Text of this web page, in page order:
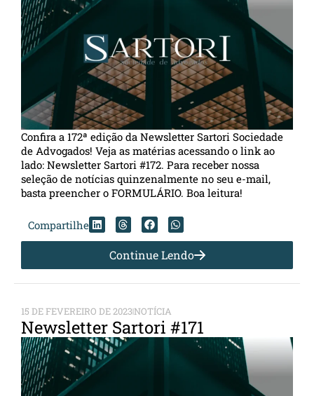
Confira a 172ª edição da Newsletter Sartori Sociedade
de Advogados! Veja as matérias acessando o link ao
lado: Newsletter Sartori #172. Para receber nossa
seleção de notícias quinzenalmente no seu e-mail,
basta preencher o FORMULÁRIO. Boa leitura!
Compartilhe
Continue Lendo
15 DE FEVEREIRO DE 2023NOTÍCIA
Newsletter Sartori #171